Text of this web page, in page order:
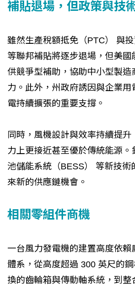
補貼退場，但政策與技
雖然生產稅額抵免（PTC） 與投
等聯邦補貼將逐步退場，但美
供競爭型補助，協助中小型製造
力。此外，州政府誘因與企業用
電持續擴張的重要支撐。
同時，風機設計與效率持續提
力上更接近甚至優於傳統能源
池儲能系統（BESS） 等新技術
來新的供應鏈機會。
相關零組件商機
一台風力發電機的建置高度依
體系，從高度超過 300 英尺的
換的齒輪箱與傳動軸系統，到整